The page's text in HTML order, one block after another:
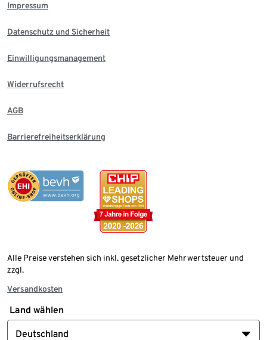
Impressum
Datenschutz und Sicherheit
Einwilligungsmanagement
Widerrufsrecht
AGB
Barrierefreiheitserklärung
Alle Preise verstehen sich inkl. gesetzlicher Mehrwertsteuer und
zzgl.
Versandkosten
Land wählen
Deutschland